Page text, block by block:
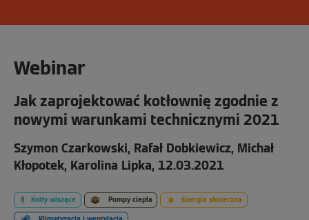
Webinar
Jak zaprojektować kotłownię zgodnie z
nowymi warunkami technicznymi 2021
Szymon Czarkowski, Rafał Dobkiewicz, Michał
Kłopotek, Karolina Lipka, 12.03.2021
Kotły wiszące Pompy ciepła Energia słoneczna